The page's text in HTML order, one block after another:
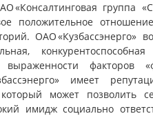
«Консалтинговая группа
положительное
ОАО «Кузбассэнерго»
выраженности факторов
имеет
может позволить
имидж социально